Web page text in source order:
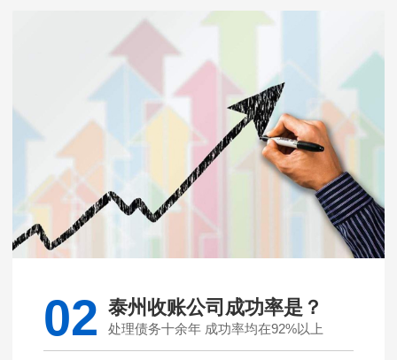
02 泰州收账公司成功率是？
处理债务十余年 成功率均在92%以上